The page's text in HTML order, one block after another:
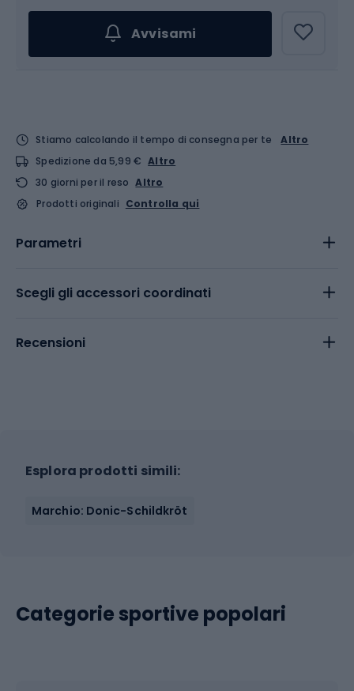
Avvisami
Stiamo calcolando il tempo di consegna per te
Altro
Spedizione da 5,99 € Altro
30 giorni per il reso Altro
Prodotti originali Controlla qui
Parametri
Scegli gli accessori coordinati
Recensioni
Esplora prodotti simili:
Marchio: Donic-Schildkröt
Categorie sportive popolari